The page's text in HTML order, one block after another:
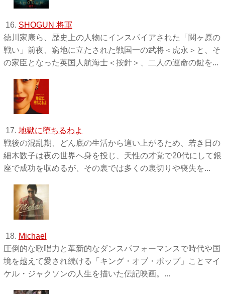
16. SHOGUN 将軍
徳川家康ら、歴史上の人物にインスパイアされた「関ヶ原の
戦い」前夜、窮地に立たされた戦国一の武将＜虎永＞と、そ
の家臣となった英国人航海士＜按針＞、二人の運命の鍵を...
17. 地獄に堕ちるわよ
戦後の混乱期、どん底の生活から這い上がるため、若き日の
細木数子は夜の世界へ身を投じ、天性の才覚で20代にして銀
座で成功を収めるが、その裏では多くの裏切りや喪失を...
18. Michael
圧倒的な歌唱力と革新的なダンスパフォーマンスで時代や国
境を越えて愛され続ける「キング・オブ・ポップ」ことマイ
ケル・ジャクソンの人生を描いた伝記映画。...